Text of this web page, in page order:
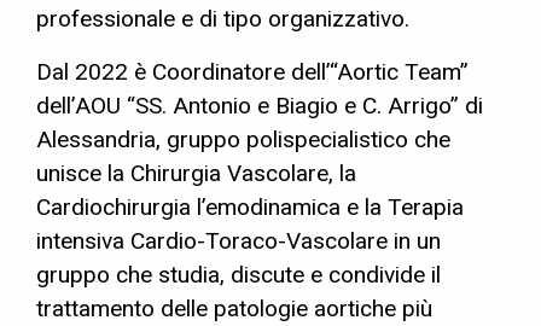
professionale e di tipo organizzativo.
Dal 2022 è Coordinatore dell’“Aortic Team”
dell’AOU “SS. Antonio e Biagio e C. Arrigo” di
Alessandria, gruppo polispecialistico che
unisce la Chirurgia Vascolare, la
Cardiochirurgia l’emodinamica e la Terapia
intensiva Cardio-Toraco-Vascolare in un
gruppo che studia, discute e condivide il
trattamento delle patologie aortiche più